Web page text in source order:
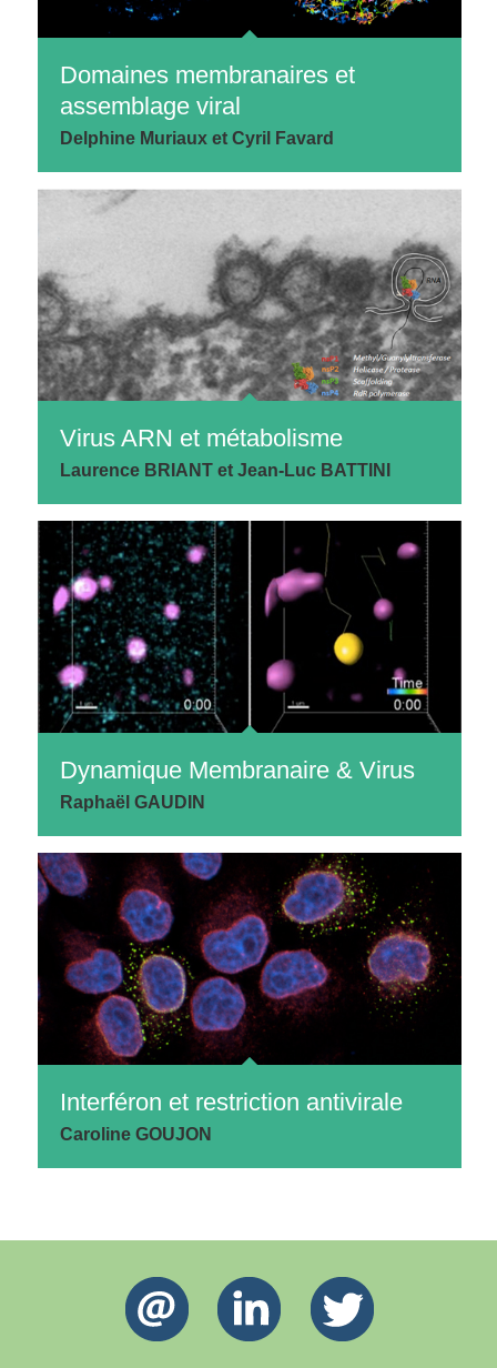
Domaines membranaires et
assemblage viral
Delphine Muriaux et Cyril Favard
Virus ARN et métabolisme
Laurence BRIANT et Jean-Luc BATTINI
Dynamique Membranaire & Virus
Raphaël GAUDIN
Interféron et restriction antivirale
Caroline GOUJON